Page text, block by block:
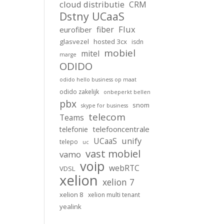
cloud distributie CRM
Dstny UCaaS
eurofiber fiber Flux
glasvezel hosted 3cx isdn
marge mitel mobiel
ODIDO
odido hello business op maat
odido zakelijk onbeperkt bellen
pbx skype for business snom
Teams telecom
telefonie telefooncentrale
telepo uc UCaaS unify
vamo vast mobiel
VDSL voip webRTC
xelion xelion 7
xelion 8 xelion multi tenant
yealink